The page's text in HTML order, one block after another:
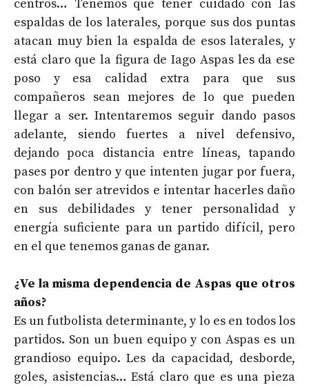
centros… Tenemos que tener cuidado con las
espaldas de los laterales, porque sus dos puntas
atacan muy bien la espalda de esos laterales, y
está claro que la figura de Iago Aspas les da ese
poso y esa calidad extra para que sus
compañeros sean mejores de lo que pueden
llegar a ser. Intentaremos seguir dando pasos
adelante, siendo fuertes a nivel defensivo,
dejando poca distancia entre líneas, tapando
pases por dentro y que intenten jugar por fuera,
con balón ser atrevidos e intentar hacerles daño
en sus debilidades y tener personalidad y
energía suficiente para un partido difícil, pero
en el que tenemos ganas de ganar.
¿Ve la misma dependencia de Aspas que otros
años?
Es un futbolista determinante, y lo es en todos los
partidos. Son un buen equipo y con Aspas es un
grandioso equipo. Les da capacidad, desborde,
goles, asistencias… Está claro que es una pieza